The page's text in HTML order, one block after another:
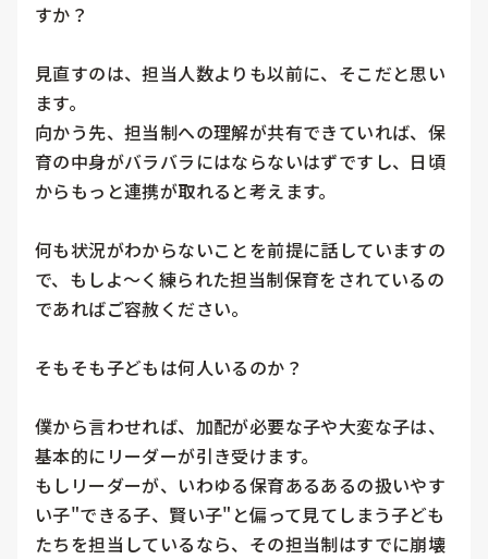
すか？
見直すのは、担当人数よりも以前に、そこだと思い
ます。
向かう先、担当制への理解が共有できていれば、保
育の中身がバラバラにはならないはずですし、日頃
からもっと連携が取れると考えます。
何も状況がわからないことを前提に話していますの
で、もしよ〜く練られた担当制保育をされているの
であればご容赦ください。
そもそも子どもは何人いるのか？
僕から言わせれば、加配が必要な子や大変な子は、
基本的にリーダーが引き受けます。
もしリーダーが、いわゆる保育あるあるの扱いやす
い子"できる子、賢い子"と偏って見てしまう子ども
たちを担当しているなら、その担当制はすでに崩壊